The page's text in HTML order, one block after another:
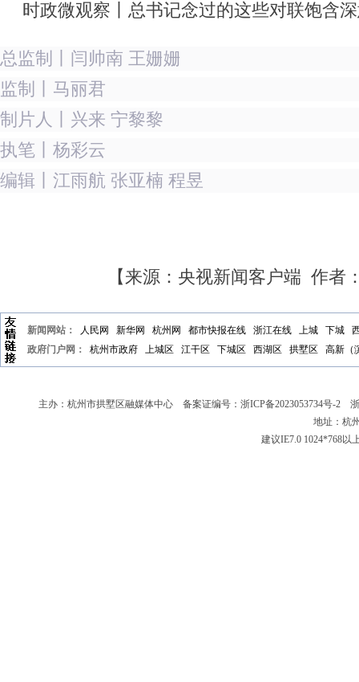
时政微观察丨总书记念过的这些对联饱含
总监制丨闫帅南 王姗姗
监制丨马丽君
制片人丨兴来 宁黎黎
执笔丨杨彩云
编辑丨江雨航 张亚楠 程昱
【来源：央视新闻客户端 作者
新闻网站： 人民网 新华网 杭州网 都市快报在线 浙江在线 上城 下城
政府门户网：
杭州市政府 上城区 江干区 下城区 西湖区 拱墅区 高新（
主办：杭州市拱墅区融媒体中心 备案证编号： 浙ICP备2023053734号-2 浙
地址：杭
建议IE7.0 1024*768